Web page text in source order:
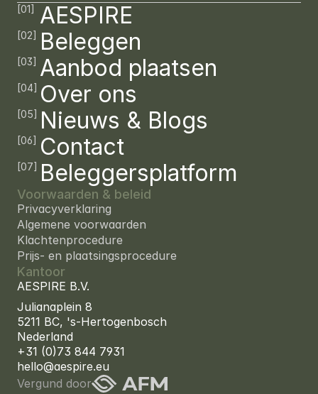
[01] AESPIRE
[02] Beleggen
[03] Aanbod plaatsen
[04] Over ons
[05] Nieuws & Blogs
[06] Contact
[07] Beleggersplatform
Kantoor
AESPIRE B.V.
Julianaplein 8
5211 BC, 's-Hertogenbosch
Nederland
+31 (0)73 844 7931
hello@aespire.eu
Vergund door
Voorwaarden & beleid
Privacyverklaring
Algemene voorwaarden
Klachtenprocedure
Prijs- en plaatsingsprocedure